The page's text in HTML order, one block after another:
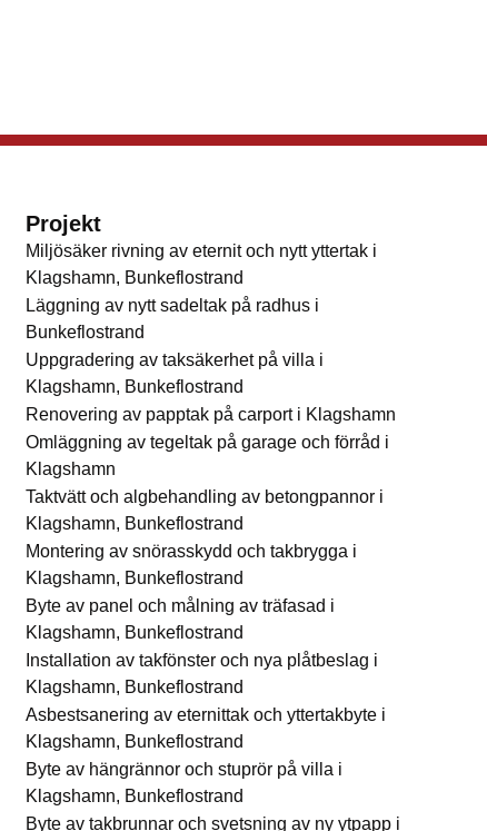
Projekt
Miljösäker rivning av eternit och nytt yttertak i
Klagshamn, Bunkeflostrand
Läggning av nytt sadeltak på radhus i
Bunkeflostrand
Uppgradering av taksäkerhet på villa i
Klagshamn, Bunkeflostrand
Renovering av papptak på carport i Klagshamn
Omläggning av tegeltak på garage och förråd i
Klagshamn
Taktvätt och algbehandling av betongpannor i
Klagshamn, Bunkeflostrand
Montering av snörasskydd och takbrygga i
Klagshamn, Bunkeflostrand
Byte av panel och målning av träfasad i
Klagshamn, Bunkeflostrand
Installation av takfönster och nya plåtbeslag i
Klagshamn, Bunkeflostrand
Asbestsanering av eternittak och yttertakbyte i
Klagshamn, Bunkeflostrand
Byte av hängrännor och stuprör på villa i
Klagshamn, Bunkeflostrand
Byte av takbrunnar och svetsning av ny ytpapp i